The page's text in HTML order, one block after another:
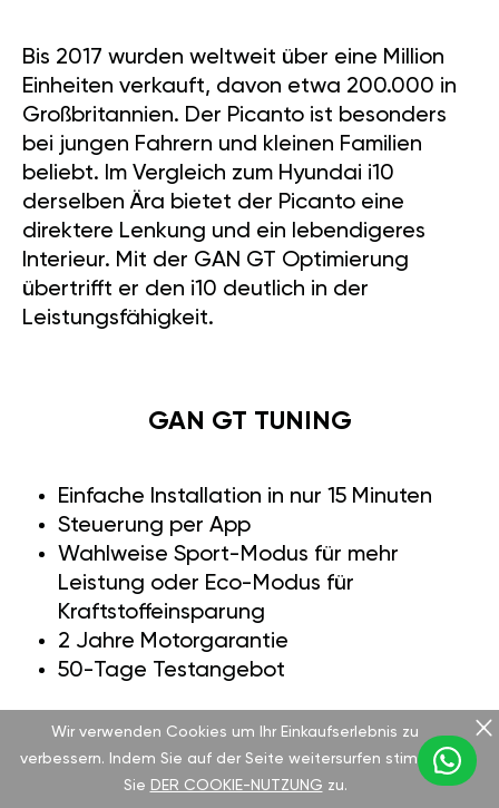
Bis 2017 wurden weltweit über eine Million
Einheiten verkauft, davon etwa 200.000 in
Großbritannien. Der Picanto ist besonders
bei jungen Fahrern und kleinen Familien
beliebt. Im Vergleich zum Hyundai i10
derselben Ära bietet der Picanto eine
direktere Lenkung und ein lebendigeres
Interieur. Mit der GAN GT Optimierung
übertrifft er den i10 deutlich in der
Leistungsfähigkeit.
GAN GT TUNING
Einfache Installation in nur 15 Minuten
Steuerung per App
Wahlweise Sport-Modus für mehr
Leistung oder Eco-Modus für
Kraftstoffeinsparung
2 Jahre Motorgarantie
50-Tage Testangebot
Der KIA Picanto 1.0i ist ein zuverlässiger
Begleiter für den täglichen Stadtverkehr. Mit
Wir verwenden Cookies um Ihr Einkaufserlebnis zu
verbessern. Indem Sie auf der Seite weitersurfen stimmen
Sie DER COOKIE-NUTZUNG zu.